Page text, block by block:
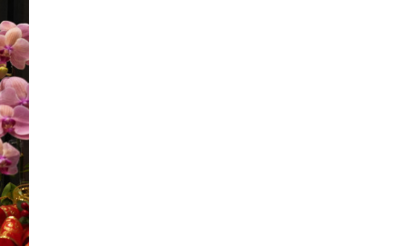
》
地
覺
的